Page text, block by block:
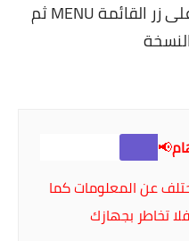
من الريموت كنترول إضغط على زر القائمة MENU ثم
📢
عن المعلومات كما
تخاطر بجهازك